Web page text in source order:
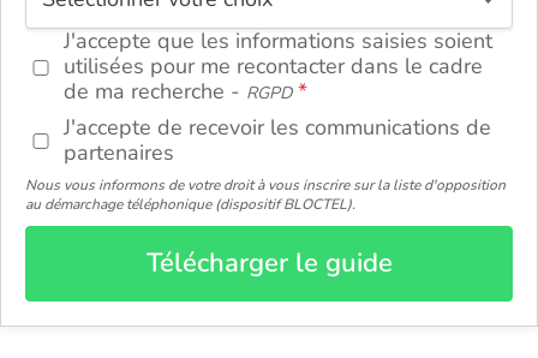
J'accepte que les informations saisies soient
utilisées pour me recontacter dans le cadre
de ma recherche - RGPD
J'accepte de recevoir les communications de
partenaires
Nous vous informons de votre droit à vous inscrire sur la liste d'opposition
au démarchage téléphonique (dispositif BLOCTEL).
Télécharger le guide
ou